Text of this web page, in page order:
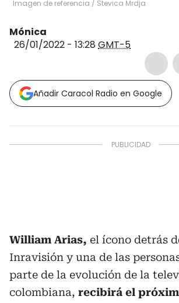
Imagen de referencia / Stevica Mrdja
Mónica
26/01/2022 - 13:28 GMT-5
Añadir Caracol Radio en Google
William Arias, el ícono detrás
Inravisión y una de las
parte de la evolución de la
colombiana, recibirá el